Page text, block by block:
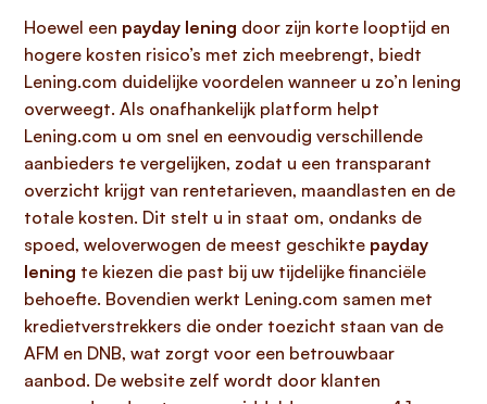
Hoewel een payday lening door zijn korte looptijd en
hogere kosten risico’s met zich meebrengt, biedt
Lening.com duidelijke voordelen wanneer u zo’n lening
overweegt. Als onafhankelijk platform helpt
Lening.com u om snel en eenvoudig verschillende
aanbieders te vergelijken, zodat u een transparant
overzicht krijgt van rentetarieven, maandlasten en de
totale kosten. Dit stelt u in staat om, ondanks de
spoed, weloverwogen de meest geschikte payday
lening te kiezen die past bij uw tijdelijke financiële
behoefte. Bovendien werkt Lening.com samen met
kredietverstrekkers die onder toezicht staan van de
AFM en DNB, wat zorgt voor een betrouwbaar
aanbod. De website zelf wordt door klanten